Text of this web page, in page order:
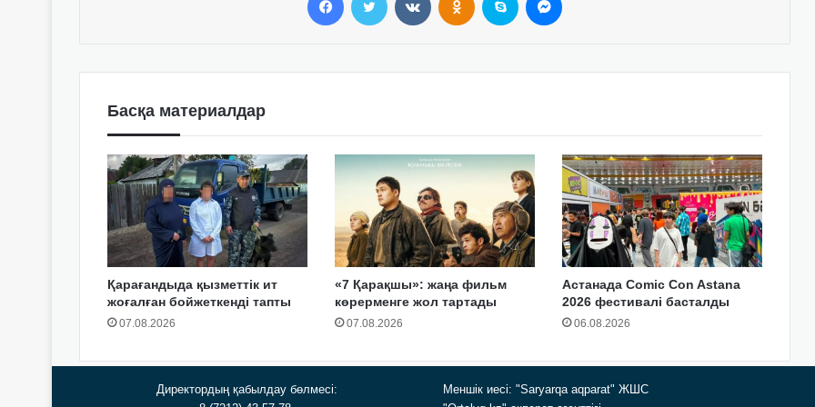
Басқа материалдар
Қарағандыда қызметтік ит
жоғалған бойжеткенді тапты
07.08.2026
«7 Қарақшы»: жаңа фильм
көрерменге жол тартады
07.08.2026
Астанада Comic Con Astana
2026 фестивалі басталды
06.08.2026
Директордың қабылдау бөлмесі:
Меншік иесі: "Saryarqa aqparat" ЖШС